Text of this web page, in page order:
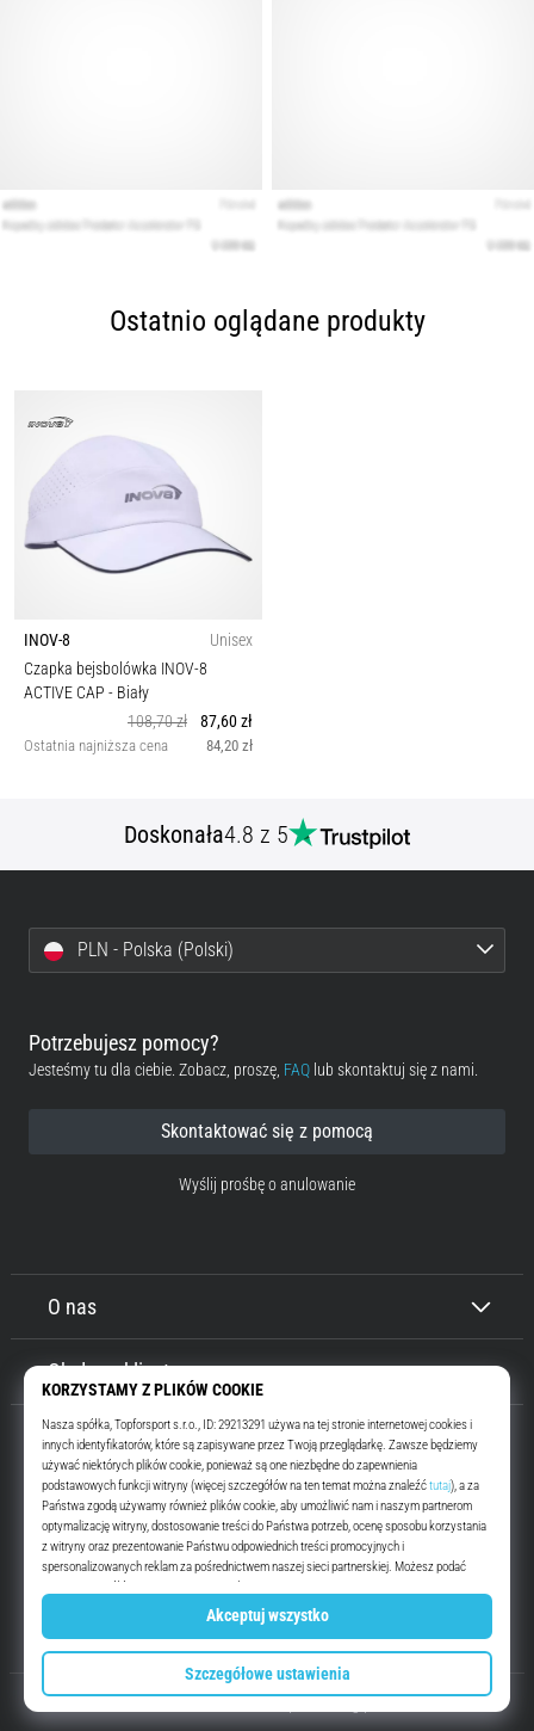
Ostatnio oglądane produkty
INOV-8
Unisex
Czapka bejsbolówka INOV-8
ACTIVE CAP - Biały
108,70 zł
87,60 zł
Ostatnia najniższa cena 84,20 zł
Doskonała4.8 z 5
Top4Running.pl
Od ponad 16 lat motywujemy Cię do wyjścia i biegania. Szybciej. Z nami.
Codziennie.
InstagramYouTube
O nas
Obsługa klienta
PLN - Polska (Polski)
Potrzebujesz pomocy?
Jesteśmy tu dla ciebie. Zobacz, proszę, FAQ lub skontaktuj się z nami.
Skontaktować się z pomocą
Wyślij prośbę o anulowanie